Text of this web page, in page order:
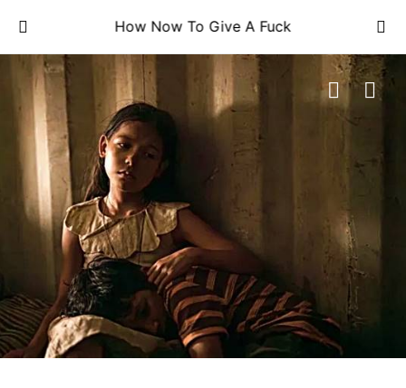
How Now To Give A Fuck